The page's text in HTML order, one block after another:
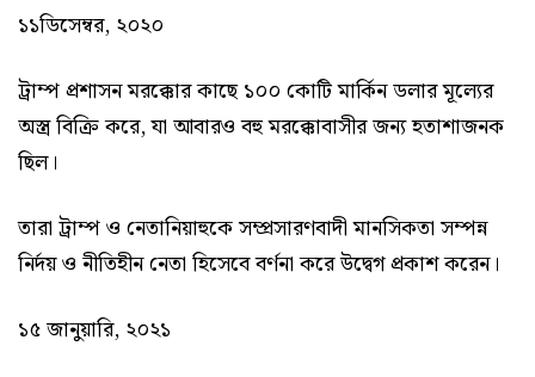
১১ডিসেম্বর, ২০২০
ট্রাম্প প্রশাসন মরক্কোর কাছে ১০০ কোটি মার্কিন ডলার মূল্যের
অস্ত্র বিক্রি করে, যা আবারও বহু মরক্কোবাসীর জন্য হতাশাজনক
ছিল।
তারা ট্রাম্প ও নেতানিয়াহুকে সম্প্রসারণবাদী মানসিকতা সম্পন্ন
নির্দয় ও নীতিহীন নেতা হিসেবে বর্ণনা করে উদ্বেগ প্রকাশ করেন।
১৫ জানুয়ারি, ২০২১